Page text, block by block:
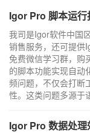
Igor Pro 脚本运
我司是Igor软件中国
销售服务，还可提供
免费微信学习群，购
的脚本功能实现自动
频问题，不仅会打断
性。这类问题多源于语
Igor Pro 数据处